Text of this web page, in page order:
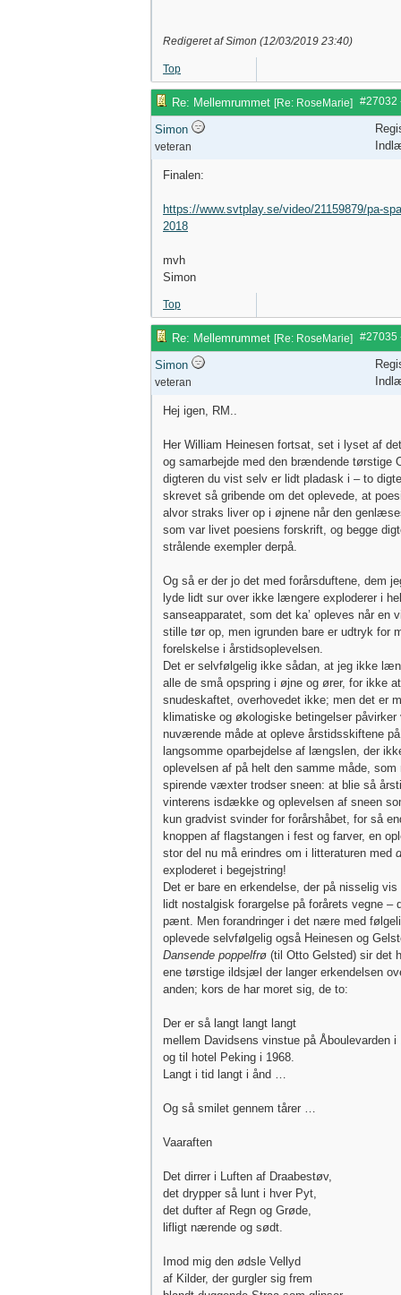
Redigeret af Simon (12/03/2019 23:40)
Top
#27032
Re: Mellemrummet [Re: RoseMarie]
Simon
veteran
Finalen:
https://www.svtplay.se/video/21159879/pa-
2018
mvh
Simon
Top
#27035
Re: Mellemrummet [Re: RoseMarie]
Simon
veteran
Hej igen, RM..
Her William Heinesen fortsat, set i lyset af
og samarbejde med den brændende tørstige
digteren du vist selv er lidt pladask i – to
skrevet så gribende om det oplevede, at
alvor straks liver op i øjnene når den
som var livet poesiens forskrift, og begge
strålende exempler derpå.
Og så er der jo det med forårsduftene, dem
lyde lidt sur over ikke længere exploderer i
sanseapparatet, som det ka’ opleves når en
stille tør op, men igrunden bare er udtryk for
forelskelse i årstidsoplevelsen.
Det er selvfølgelig ikke sådan, at jeg ikke
alle de små opspring i øjne og ører, for ikke
snudeskaftet, overhovedet ikke; men det er
klimatiske og økologiske betingelser påvirker
nuværende måde at opleve årstidsskiftene
langsomme oparbejdelse af længslen, der
oplevelsen af på helt den samme måde, som
spirende væxter trodser sneen: at blie så
vinterens isdække og oplevelsen af sneen
kun gradvist svinder for forårshåbet, for så
knoppen af flagstangen i fest og farver, en
stor del nu må erindres om i litteraturen med
exploderet i begejstring!
Det er bare en erkendelse, der på nisselig
lidt nostalgisk forargelse på forårets vegne –
pænt. Men forandringer i det nære med
oplevede selvfølgelig også Heinesen og
Dansende poppelfrø (til Otto Gelsted) sir det
ene tørstige ildsjæl der langer erkendelsen
anden; kors de har moret sig, de to:
Der er så langt langt langt
mellem Davidsens vinstue på Åboulevarden i
og til hotel Peking i 1968.
Langt i tid langt i ånd …
Og så smilet gennem tårer …
Vaaraften
Det dirrer i Luften af Draabestøv,
det drypper så lunt i hver Pyt,
det dufter af Regn og Grøde,
lifligt nærende og sødt.
Imod mig den ødsle Vellyd
af Kilder, der gurgler sig frem